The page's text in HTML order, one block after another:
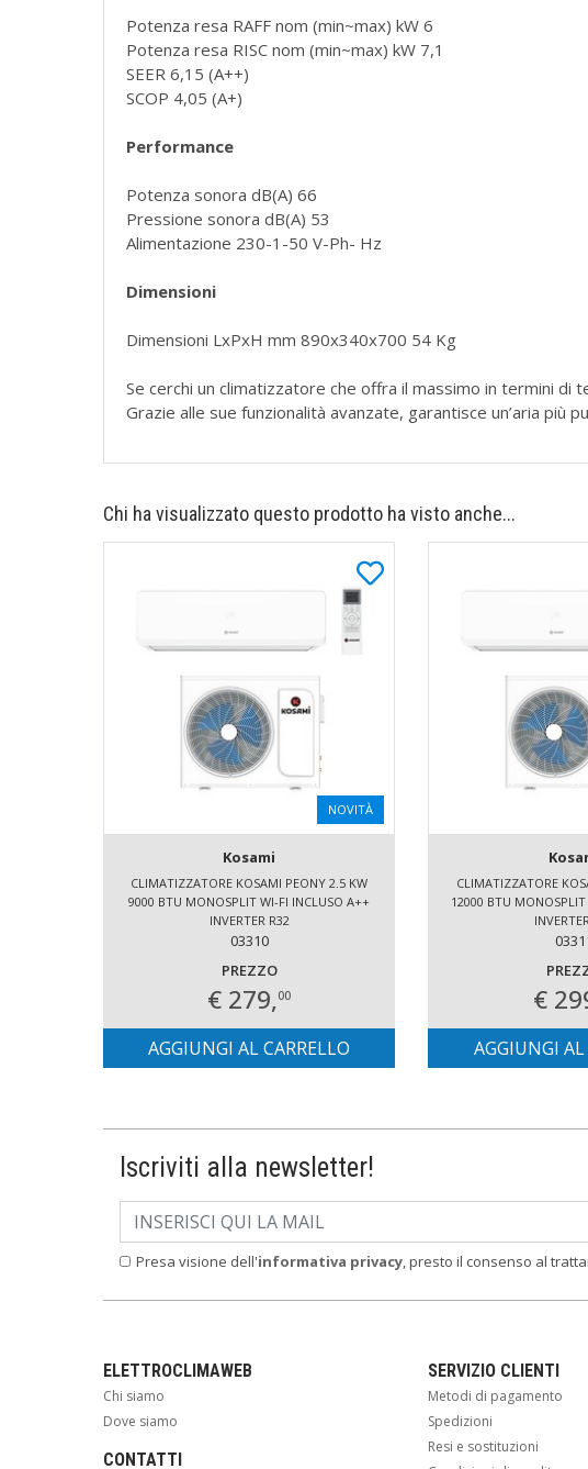
Potenza resa RAFF nom (min~max) kW 6
Potenza resa RISC nom (min~max) kW 7,1
SEER 6,15 (A++)
SCOP 4,05 (A+)
Performance
Potenza sonora dB(A) 66
Pressione sonora dB(A) 53
Alimentazione 230-1-50 V-Ph- Hz
Dimensioni
Dimensioni LxPxH mm 890x340x700 54 Kg
Se cerchi un climatizzatore che offra il massimo in termini di
Grazie alle sue funzionalità avanzate, garantisce un’aria
Chi ha visualizzato questo prodotto ha visto anche...
NOVITÀ
Kosami
CLIMATIZZATORE KOSAMI PEONY 2.5 KW
9000 BTU MONOSPLIT WI-FI INCLUSO A++
INVERTER R32
03310
PREZZO
€ 279,00
AGGIUNGI AL CARRELLO
CLIMATIZZATORE
12000 BTU
€
AGGIUNGI AL
Iscriviti alla newsletter!
Presa visione dell'informativa privacy, presto il consenso al
ELETTROCLIMAWEB
Chi siamo
Dove siamo
CONTATTI
SERVIZIO CLIENTI
Metodi di pagamento
Spedizioni
Resi e sostituzioni